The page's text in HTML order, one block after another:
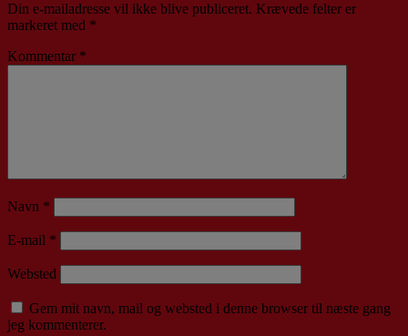
Din e-mailadresse vil ikke blive publiceret. Krævede felter er
markeret med *
Kommentar *
Navn *
E-mail *
Websted
Gem mit navn, mail og websted i denne browser til næste gang
jeg kommenterer.